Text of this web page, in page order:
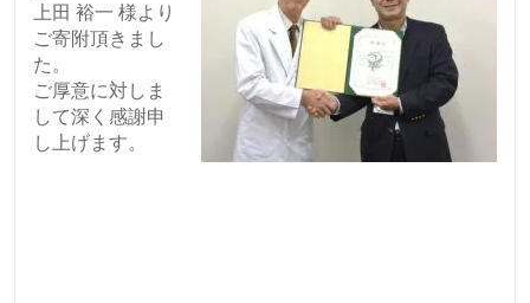
上田 裕一 様より
ご寄附頂きまし
た。
ご厚意に対しま
して深く感謝申
し上げます。